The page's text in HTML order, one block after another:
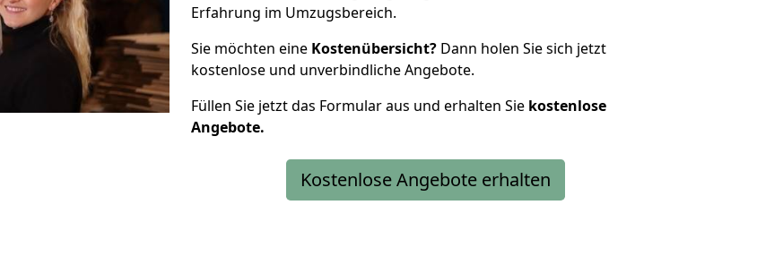
Erfahrung im Umzugsbereich.
Sie möchten eine Kostenübersicht? Dann holen Sie sich jetzt
kostenlose und unverbindliche Angebote.
Füllen Sie jetzt das Formular aus und erhalten Sie kostenlose
Angebote.
Kostenlose Angebote erhalten